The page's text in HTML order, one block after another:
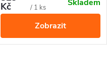
které dlouhodobě odolává
korozi.
Kč
cena:
/ 1 ks
Skladem
Zobrazit